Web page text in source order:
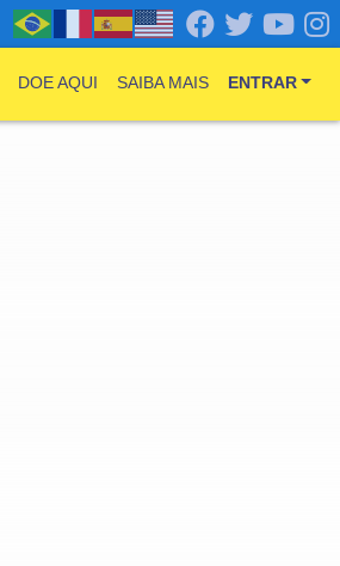
DOE AQUI SAIBA MAIS ENTRAR